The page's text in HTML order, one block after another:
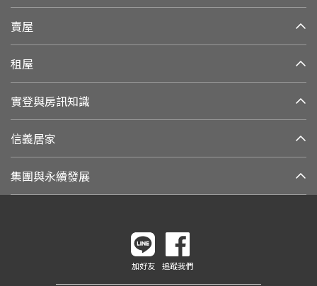
賣屋
租屋
實登與房訊知識
信義居家
集團與永續發展
加好友 追蹤我們